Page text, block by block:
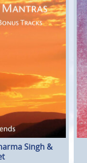
Singh &